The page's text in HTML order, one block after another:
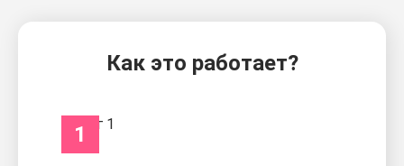
Как это работает?
1